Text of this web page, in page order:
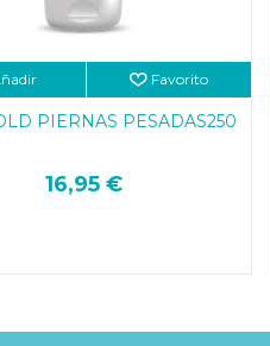
Favorito
PIERNAS PESADAS250
16,95 €